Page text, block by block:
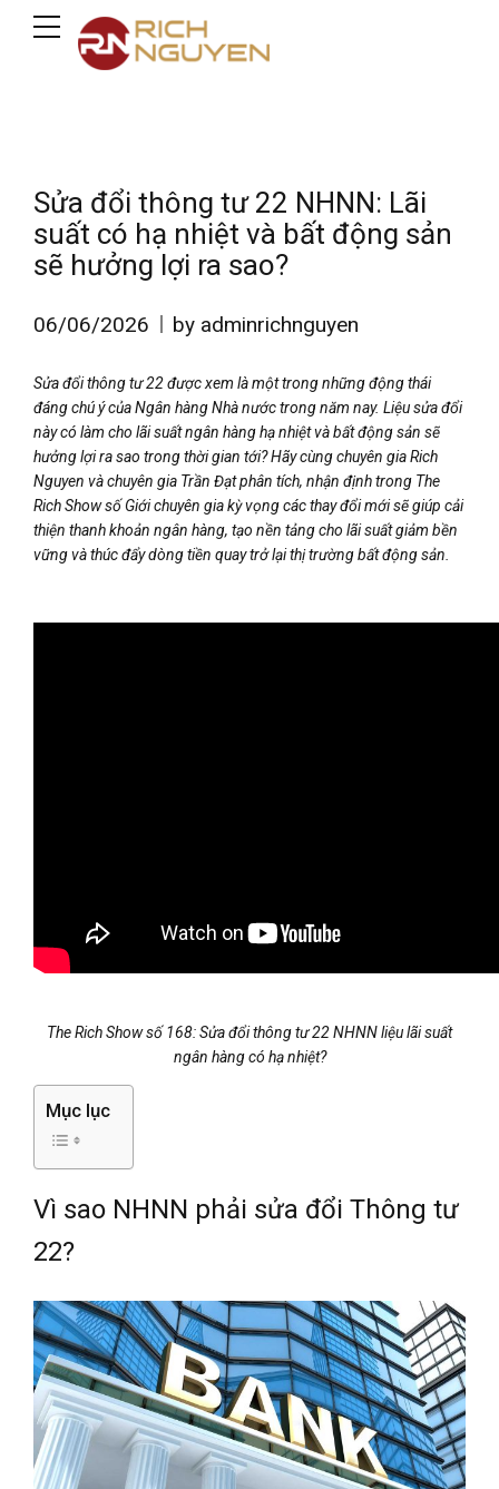
Sửa đổi thông tư 22 NHNN: Lãi
suất có hạ nhiệt và bất động sản
sẽ hưởng lợi ra sao?
06/06/2026 by adminrichnguyen
Sửa đổi thông tư 22 được xem là một trong những động thái
đáng chú ý của Ngân hàng Nhà nước trong năm nay. Liệu sửa đổi
này có làm cho lãi suất ngân hàng hạ nhiệt và bất động sản sẽ
hưởng lợi ra sao trong thời gian tới? Hãy cùng chuyên gia Rich
Nguyen và chuyên gia Trần Đạt phân tích, nhận định trong The
Rich Show số Giới chuyên gia kỳ vọng các thay đổi mới sẽ giúp cải
thiện thanh khoản ngân hàng, tạo nền tảng cho lãi suất giảm bền
vững và thúc đẩy dòng tiền quay trở lại thị trường bất động sản.
The Rich Show số 168: Sửa đổi thông tư 22 NHNN liệu lãi suất
ngân hàng có hạ nhiệt?
Mục lục
Vì sao NHNN phải sửa đổi Thông tư
22?